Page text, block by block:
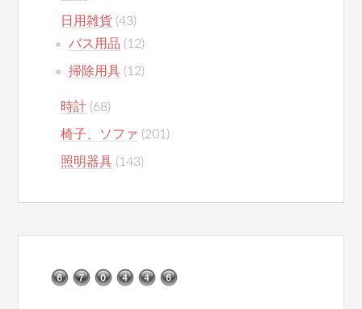
日用雑貨 (43)
バス用品 (12)
掃除用具 (12)
時計 (68)
椅子、ソファ (201)
照明器具 (143)